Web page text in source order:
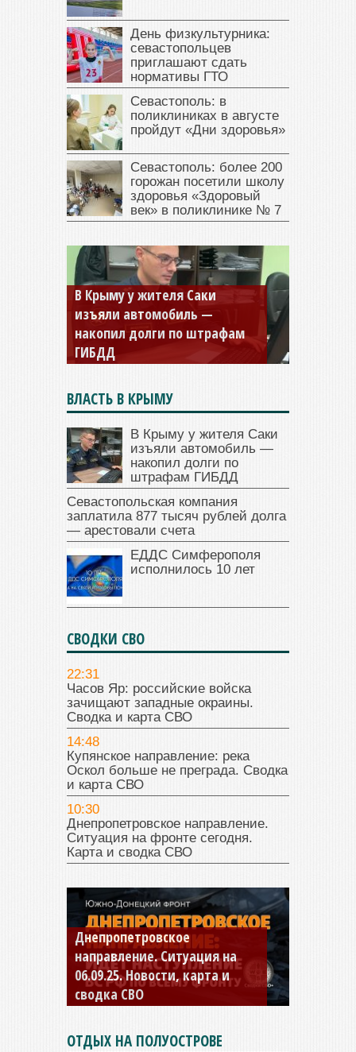
День физкультурника:
севастопольцев
приглашают сдать
нормативы ГТО
Севастополь: в
поликлиниках в августе
пройдут «Дни здоровья»
Севастополь: более 200
горожан посетили школу
здоровья «Здоровый
век» в поликлинике № 7
Севастопольская компания
заплатила 877 тысяч рублей
долга — арестовали счета
ВЛАСТЬ В КРЫМУ
В Крыму у жителя Саки
изъяли автомобиль —
накопил долги по
штрафам ГИБДД
Севастопольская компания
заплатила 877 тысяч рублей долга
— арестовали счета
ЕДДС Симферополя
исполнилось 10 лет
СВОДКИ СВО
22:31
Часов Яр: российские войска
зачищают западные окраины.
Сводка и карта СВО
14:48
Купянское направление: река
Оскол больше не преграда. Сводка
и карта СВО
10:30
Днепропетровское направление.
Ситуация на фронте сегодня.
Карта и сводка СВО
Константиновское
направление. Ситуация на
04.09.25 Новости, карта и
сводка СВО
ОТДЫХ НА ПОЛУОСТРОВЕ